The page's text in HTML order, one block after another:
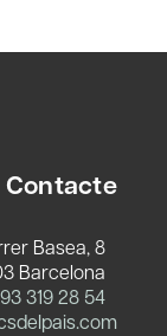
Contacte
Basea, 8
Barcelona
319 28 54